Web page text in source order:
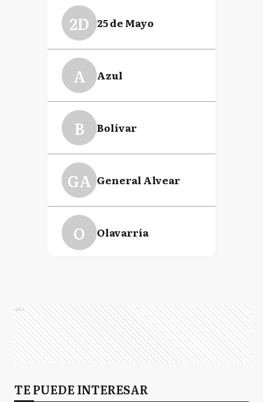
2D 25 de Mayo
A Azul
B Bolívar
GA General Alvear
O Olavarría
S Saladillo
T Tapalqué
Ads
TE PUEDE INTERESAR